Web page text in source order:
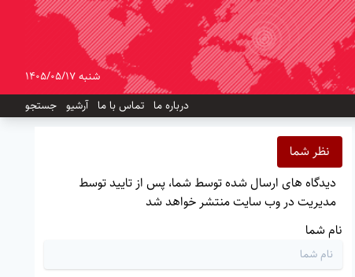
شنبه 1405/05/17
درباره ما تماس با ما آرشیو جستجو
نظر شما
دیدگاه های ارسال شده توسط شما، پس از تایید توسط
مدیریت در وب سایت منتشر خواهد شد
نام شما